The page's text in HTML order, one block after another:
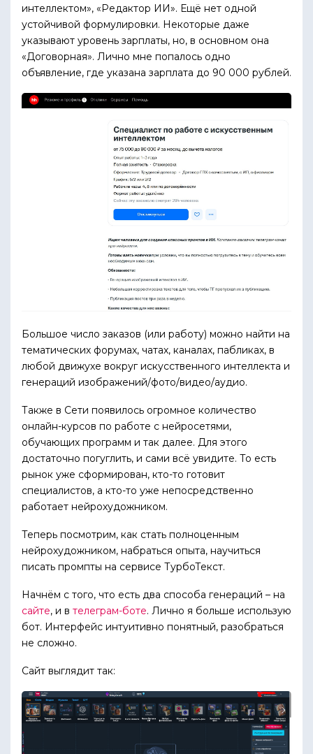
интеллектом», «Редактор ИИ». Ещё нет одной
устойчивой формулировки. Некоторые даже
указывают уровень зарплаты, но, в основном она
«Договорная». Лично мне попалось одно
объявление, где указана зарплата до 90 000 рублей.
Большое число заказов (или работу) можно найти на
тематических форумах, чатах, каналах, пабликах, в
любой движухе вокруг искусственного интеллекта и
генераций изображений/фото/видео/аудио.
Также в Сети появилось огромное количество
онлайн-курсов по работе с нейросетями,
обучающих программ и так далее. Для этого
достаточно погуглить, и сами всё увидите. То есть
рынок уже сформирован, кто-то готовит
специалистов, а кто-то уже непосредственно
работает нейрохудожником.
Теперь посмотрим, как стать полноценным
нейрохудожником, набраться опыта, научиться
писать промпты на сервисе ТурбоТекст.
Начнём с того, что есть два способа генераций – на
сайте, и в телеграм-боте. Лично я больше использую
бот. Интерфейс интуитивно понятный, разобраться
не сложно.
Сайт выглядит так: